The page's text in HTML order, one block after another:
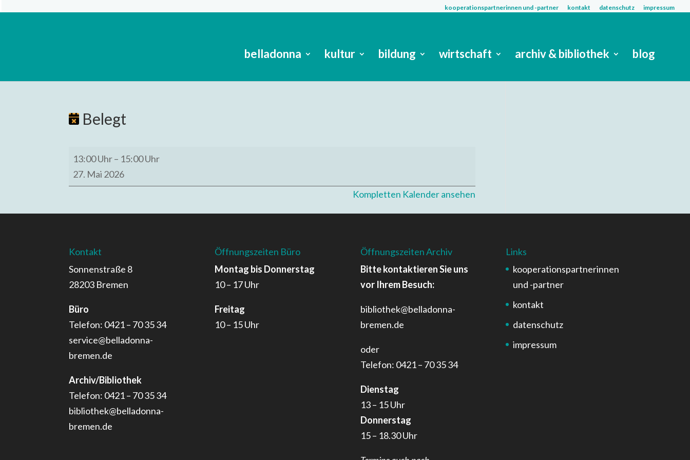
kooperationspartnerinnen und -partner kontakt datenschutz impressum
belladonna kultur bildung wirtschaft archiv & bibliothek blog
Belegt
Belegt
13:00 Uhr– 15:00 Uhr
27. Mai 2026
Kompletten Kalender ansehen
Kontakt
Sonnenstraße 8
28203 Bremen
Büro
Telefon: 0421 – 70 35 34
service@belladonna-
bremen.de
Archiv/Bibliothek
Telefon: 0421 – 70 35 34
bibliothek@belladonna-
bremen.de
Öffnungszeiten Büro
Montag bis Donnerstag
10 – 17 Uhr
Freitag
10 – 15 Uhr
Öffnungszeiten Archiv
Bitte kontaktieren Sie uns
vor Ihrem Besuch:
bibliothek@belladonna-
bremen.de
oder
Telefon: 0421 – 70 35 34
Dienstag
13 – 15 Uhr
Donnerstag
15 – 18.30 Uhr
Links
kooperationspartnerinnen
und -partner
kontakt
datenschutz
impressum